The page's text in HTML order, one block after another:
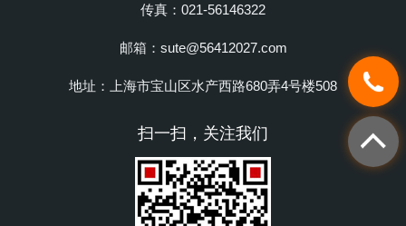
传真：021-56146322
邮箱：sute@56412027.com
地址：上海市宝山区水产西路680弄4号楼508
扫一扫，关注我们